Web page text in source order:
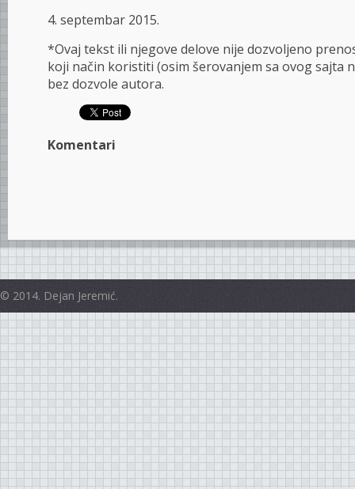
4. septembar 2015.
*Ovaj tekst ili njegove delove nije dozvoljeno
koji način koristiti (osim šerovanjem sa ovog sajta
bez dozvole autora.
Komentari
© 2014. Dejan Jeremić.